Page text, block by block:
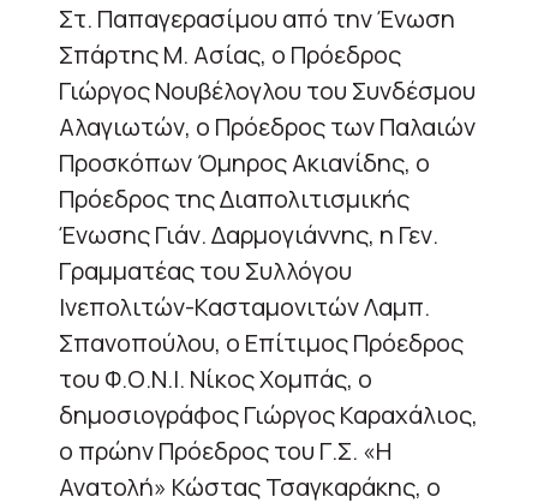
Στ. Παπαγερασίμου από την Ένωση
Σπάρτης Μ. Ασίας, ο Πρόεδρος
Γιώργος Νουβέλογλου του Συνδέσμου
Αλαγιωτών, ο Πρόεδρος των Παλαιών
Προσκόπων Όμηρος Ακιανίδης, ο
Πρόεδρος της Διαπολιτισμικής
Ένωσης Γιάν. Δαρμογιάννης, η Γεν.
Γραμματέας του Συλλόγου
Ινεπολιτών-Κασταμονιτών Λαμπ.
Σπανοπούλου, ο Επίτιμος Πρόεδρος
του Φ.Ο.Ν.Ι. Νίκος Χομπάς, ο
δημοσιογράφος Γιώργος Καραχάλιος,
ο πρώην Πρόεδρος του Γ.Σ. «Η
Ανατολή» Κώστας Τσαγκαράκης, ο